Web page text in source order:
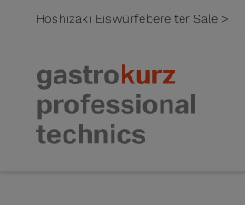
Hoshizaki Eiswürfebereiter Sale >